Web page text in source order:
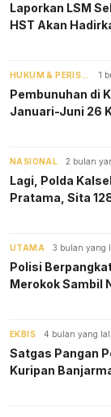
Laporkan LSM
HST Akan
HUKUM & PERISTIWA 1
Pembunuhan di
Januari-Juni 26
NASIONAL 2 bulan
Lagi, Polda
Pratama, Sita
UTAMA 3 bulan yang
Polisi
Merokok Sambil
EKBIS 4 bulan yang
Satgas Pangan
Kuripan